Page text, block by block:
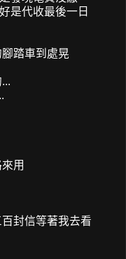
是代收最後一日
踏車到處晃
用
封信等著我去看